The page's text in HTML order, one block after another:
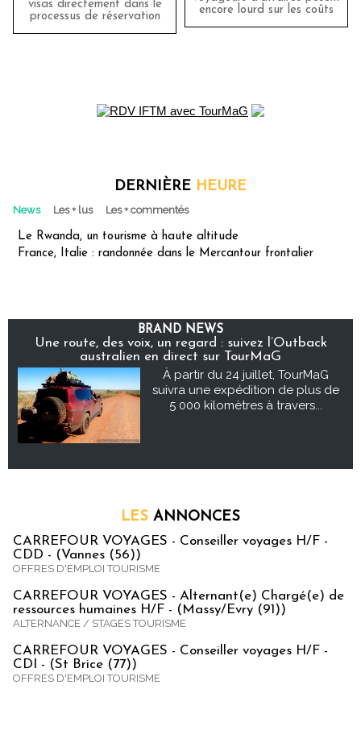
visas directement dans le
processus de réservation
encore lourd sur les coûts
DERNIÈRE HEURE
News Les + lus Les + commentés
Le Rwanda, un tourisme à haute altitude
France, Italie : randonnée dans le Mercantour frontalier
BRAND NEWS
Une route, des voix, un regard : suivez l’Outback
australien en direct sur TourMaG
À partir du 24 juillet, TourMaG
suivra une expédition de plus de
5 000 kilomètres à travers...
LES ANNONCES
CARREFOUR VOYAGES - Conseiller voyages H/F -
CDD - (Vannes (56))
OFFRES D'EMPLOI TOURISME
CARREFOUR VOYAGES - Alternant(e) Chargé(e) de
ressources humaines H/F - (Massy/Evry (91))
ALTERNANCE / STAGES TOURISME
CARREFOUR VOYAGES - Conseiller voyages H/F -
CDI - (St Brice (77))
OFFRES D'EMPLOI TOURISME